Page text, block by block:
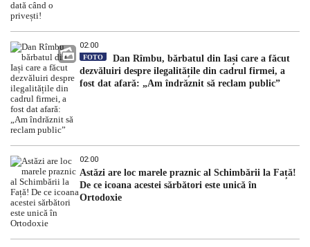
02:00
FOTO
Dan Rîmbu, bărbatul din Iași care a făcut
dezvăluiri despre ilegalitățile din cadrul firmei, a
fost dat afară: „Am îndrăznit să reclam public”
02:00
Astăzi are loc marele praznic al Schimbării la Față!
De ce icoana acestei sărbători este unică în
Ortodoxie